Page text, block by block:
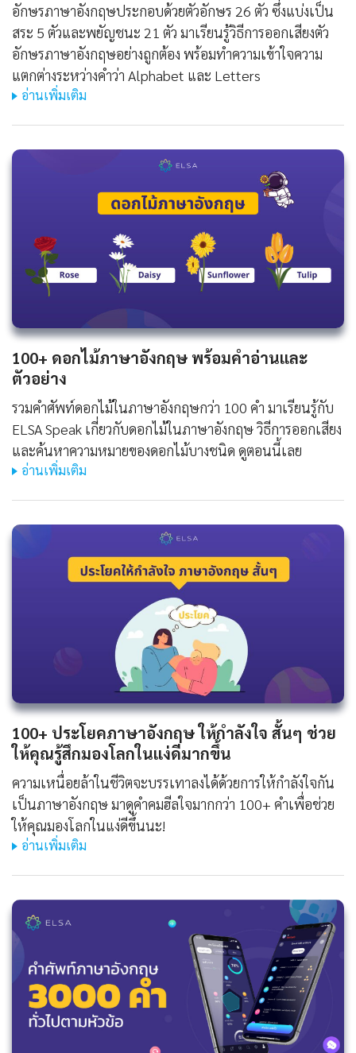
อักษรภาษาอังกฤษประกอบด้วยตัวอักษร 26 ตัว ซึ่งแบ่งเป็น
สระ 5 ตัวและพยัญชนะ 21 ตัว มาเรียนรู้วิธีการออกเสียงตัว
อักษรภาษาอังกฤษอย่างถูกต้อง พร้อมทำความเข้าใจความ
แตกต่างระหว่างคำว่า Alphabet และ Letters
อ่านเพิ่มเติม
100+ ดอกไม้ภาษาอังกฤษ พร้อมคำอ่านและ
ตัวอย่าง
รวมคำศัพท์ดอกไม้ในภาษาอังกฤษกว่า 100 คำ มาเรียนรู้กับ
ELSA Speak เกี่ยวกับดอกไม้ในภาษาอังกฤษ วิธีการออกเสียง
และค้นหาความหมายของดอกไม้บางชนิด ดูตอนนี้เลย
อ่านเพิ่มเติม
100+ ประโยคภาษาอังกฤษ ให้กําลังใจ สั้นๆ ช่วย
ให้คุณรู้สึกมองโลกในแง่ดีมากขึ้น
ความเหนื่อยล้าในชีวิตจะบรรเทาลงได้ด้วยการให้กำลังใจกัน
เป็นภาษาอังกฤษ มาดูคำคมฮีลใจมากกว่า 100+ คำเพื่อช่วย
ให้คุณมองโลกในแง่ดีขึ้นนะ!
อ่านเพิ่มเติม